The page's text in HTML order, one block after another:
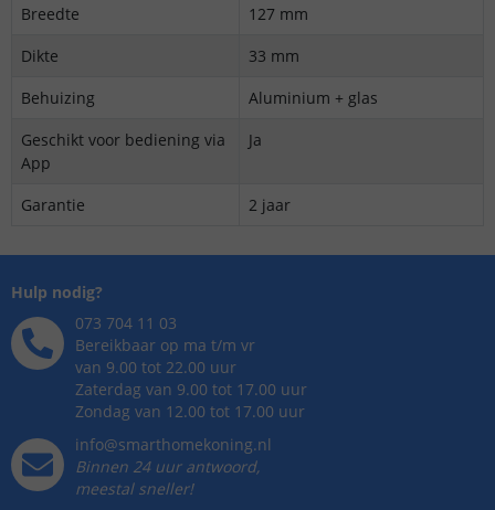
Breedte
127 mm
Dikte
33 mm
Behuizing
Aluminium + glas
Geschikt voor bediening via
App
Ja
Garantie 2 jaar
Hulp nodig?
073 704 11 03
Bereikbaar op ma t/m vr
van 9.00 tot 22.00 uur
Zaterdag van 9.00 tot 17.00 uur
Zondag van 12.00 tot 17.00 uur
info@smarthomekoning.nl
Binnen 24 uur antwoord,
meestal sneller!